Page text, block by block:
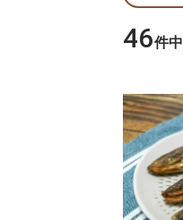
46件中